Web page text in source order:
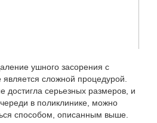
ушного засорения с
сложной процедурой.
достигла серьезных размеров, и
в поликлинике, можно
способом, описанным выше.